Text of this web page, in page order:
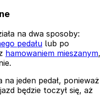
na dwa sposoby:
pedału lub po
hamowaniem mieszanym,
jeden pedał, ponieważ
będzie toczył się, aż